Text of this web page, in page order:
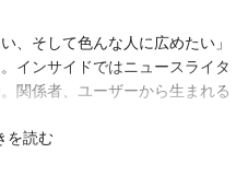
、そして色んな人に広めたい」
インサイドではニュースライタ
関係者、ユーザーから生まれる
読む